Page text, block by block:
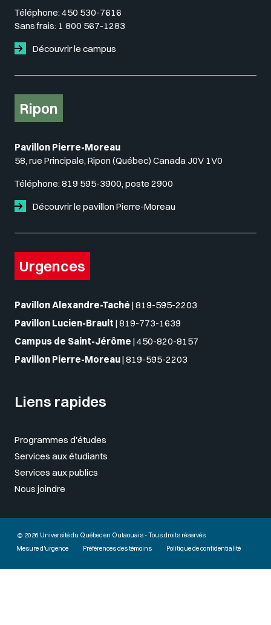
Téléphone: 450 530-7616
Sans frais: 1 800 567-1283
Découvrir le campus
Ripon
Pavillon Pierre-Moreau
58, rue Principale, Ripon (Québec) Canada J0V 1V0
Téléphone: 819 595-3900, poste 2900
Découvrir le pavillon Pierre-Moreau
Urgences
Pavillon Alexandre-Taché | 819-595-2203
Pavillon Lucien-Brault | 819-773-1639
Campus de Saint-Jérôme | 450-820-8157
Pavillon Pierre-Moreau| 819-595-2203
Liens rapides
Programmes d'études
Services aux étudiants
Services aux publics
Nous joindre
© 2026 Université du Québec en Outaouais - Tous droits réservés
Mesure d'urgence
Préférences des témoins Politique de confidentialité